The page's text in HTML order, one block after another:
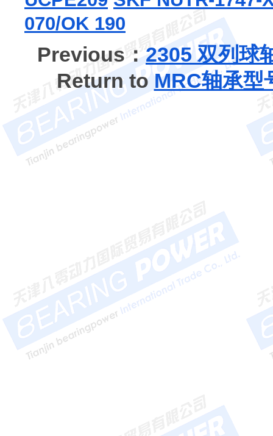
070/OK 190
Previous：2305 双列球
Return to MRC轴承型